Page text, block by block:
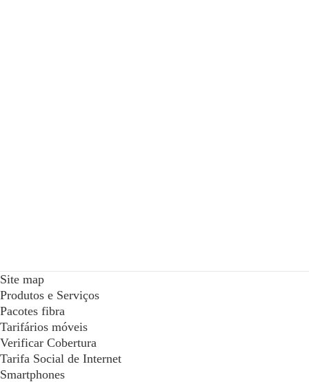
Site map
Produtos e Serviços
Pacotes fibra
Tarifários móveis
Verificar Cobertura
Tarifa Social de Internet
Smartphones